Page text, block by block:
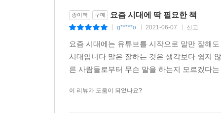
종이책 구매 요즘 시대에 딱 필요한 책
g*****o 2021-06-07 신고
요즘 시대에는 유튜브를 시작으로 말만 잘해
시대입니다 말은 잘하는 것은 생각보다 쉽지
른 사람들로부터 무슨 말을 하는지 모르겠다
이 리뷰가 도움이 되었나요?